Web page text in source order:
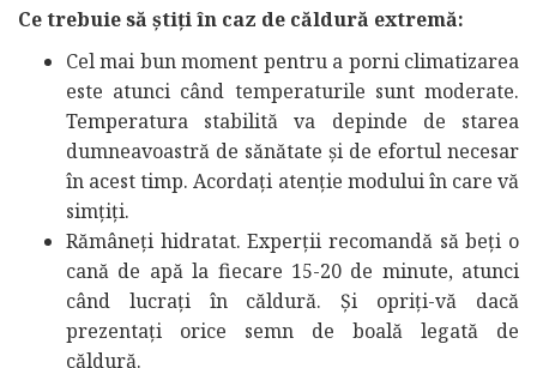
Ce trebuie să știți în caz de căldură extremă:
Cel mai bun moment pentru a porni climatizarea
este atunci când temperaturile sunt moderate.
Temperatura stabilită va depinde de starea
dumneavoastră de sănătate și de efortul necesar
în acest timp. Acordați atenție modului în care vă
simțiți.
Rămâneți hidratat. Experții recomandă să beți o
cană de apă la fiecare 15-20 de minute, atunci
când lucrați în căldură. Și opriți-vă dacă
prezentați orice semn de boală legată de
căldură.